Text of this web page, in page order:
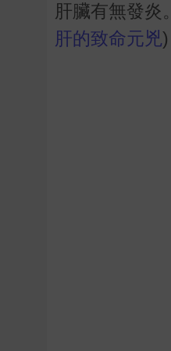
肝臟有無發炎。
肝的致命元兇)